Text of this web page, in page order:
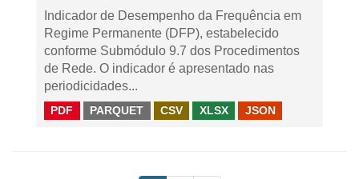
Indicador de Desempenho da Frequência em
Regime Permanente (DFP), estabelecido
conforme Submódulo 9.7 dos Procedimentos
de Rede. O indicador é apresentado nas
periodicidades...
PDF PARQUET CSV XLSX JSON